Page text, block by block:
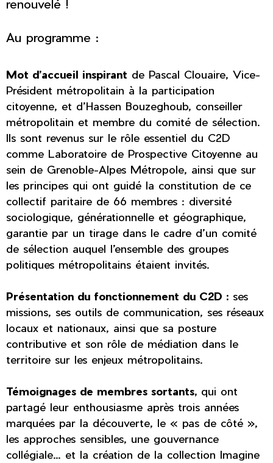
renouvelé !
Au programme :
Mot d’accueil inspirant de Pascal Clouaire, Vice-
Président métropolitain à la participation
citoyenne, et d’Hassen Bouzeghoub, conseiller
métropolitain et membre du comité de sélection.
Ils sont revenus sur le rôle essentiel du C2D
comme Laboratoire de Prospective Citoyenne au
sein de Grenoble-Alpes Métropole, ainsi que sur
les principes qui ont guidé la constitution de ce
collectif paritaire de 66 membres : diversité
sociologique, générationnelle et géographique,
garantie par un tirage dans le cadre d’un comité
de sélection auquel l’ensemble des groupes
politiques métropolitains étaient invités.
Présentation du fonctionnement du C2D : ses
missions, ses outils de communication, ses réseaux
locaux et nationaux, ainsi que sa posture
contributive et son rôle de médiation dans le
territoire sur les enjeux métropolitains.
Témoignages de membres sortants, qui ont
partagé leur enthousiasme après trois années
marquées par la découverte, le « pas de côté »,
les approches sensibles, une gouvernance
collégiale… et la création de la collection Imagine